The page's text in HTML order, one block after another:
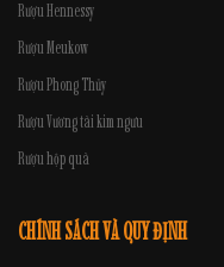
Rượu Hennessy
Rượu Meukow
Rượu Phong Thủy
Rượu Vương tài kim ngưu
Rượu hộp quà
CHÍNH SÁCH VÀ QUY ĐỊNH